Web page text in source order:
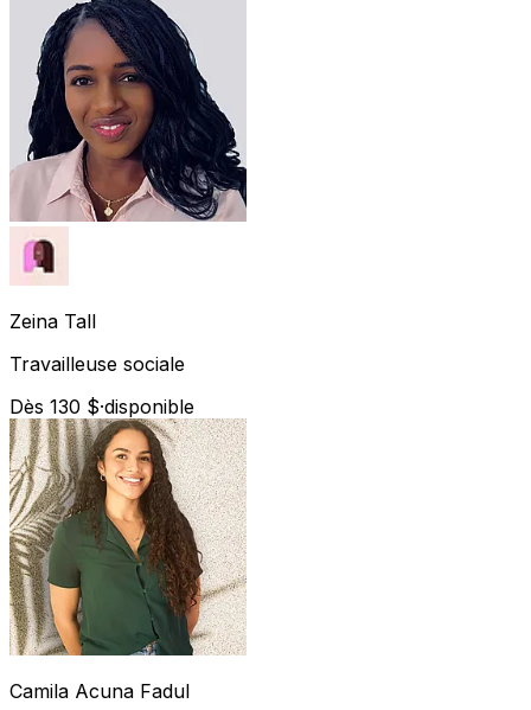
Zeina Tall
Travailleuse sociale
Dès 130 $·disponible
Camila Acuna Fadul